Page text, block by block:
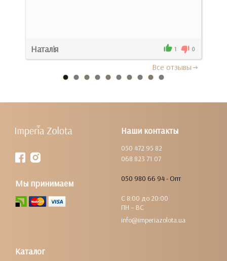
Наталія 1 0
Все отзывы
Наши контакты
050 472 95 82
068 823 71 07
050 980 66 94 - Опт
С 8:00 до 20:00
ПН – ВС
info@imperiazolota.ua
Мы принимаем
Каталог